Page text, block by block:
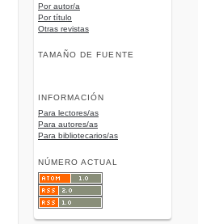
Por autor/a
Por título
Otras revistas
TAMAÑO DE FUENTE
INFORMACIÓN
Para lectores/as
Para autores/as
Para bibliotecarios/as
NÚMERO ACTUAL